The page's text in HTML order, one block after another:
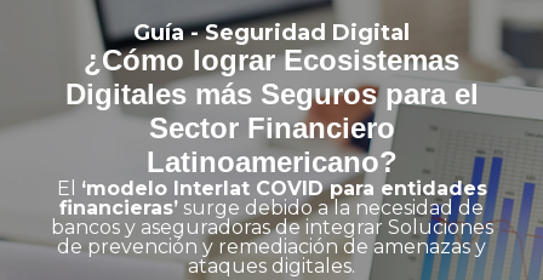
Guía - Seguridad Digital
¿Cómo lograr Ecosistemas
Digitales más Seguros para el
Sector Financiero
Latinoamericano?
El ‘modelo Interlat COVID para entidades
financieras’ surge debido a la necesidad de
bancos y aseguradoras de integrar Soluciones
de prevención y remediación de amenazas y
ataques digitales.